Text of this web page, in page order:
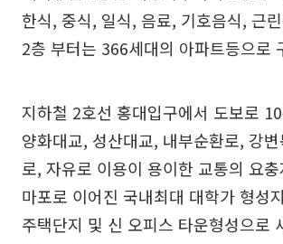
한식, 중식, 일식, 음료, 기호음식, 근
2층 부터는 366세대의 아파트등으로
지하철 2호선 홍대입구에서 도보로
양화대교, 성산대교, 내부순환로, 강
로, 자유로 이용이 용이한 교통의 요
마포로 이어진 국내최대 대학가 형성
주택단지 및 신 오피스 타운형성으로